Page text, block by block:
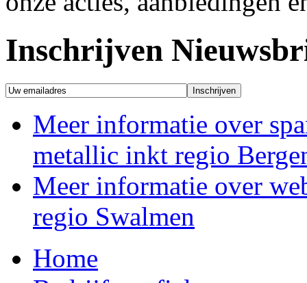
Inschrijven
Meer informatie over
metallic inkt regio
Meer informatie over
regio Swalmen
Home